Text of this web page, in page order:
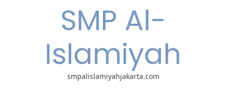
SMP Al-
Islamiyah
smpalislamiyahjakarta.com